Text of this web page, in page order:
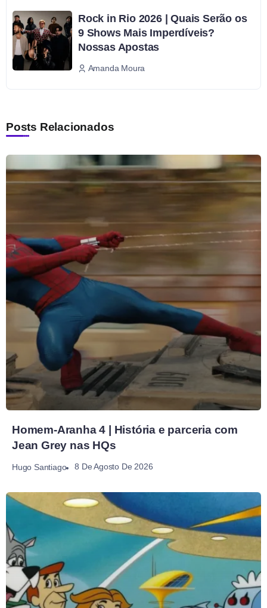
Rock in Rio 2026 | Quais Serão os
9 Shows Mais Imperdíveis?
Nossas Apostas
Amanda Moura
Posts Relacionados
Homem-Aranha 4 | História e parceria com
Jean Grey nas HQs
Hugo Santiago 8 De Agosto De 2026